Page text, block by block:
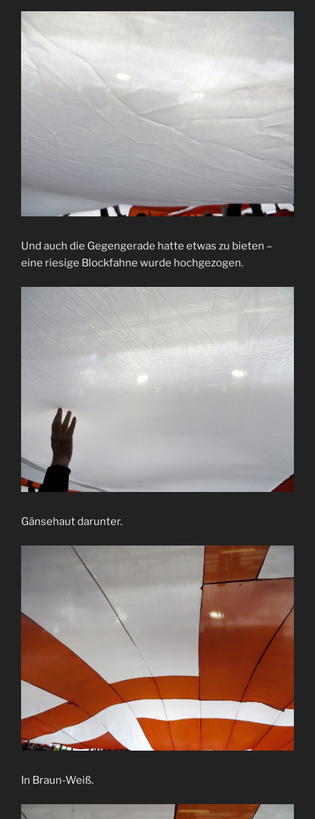
Und auch die Gegengerade hatte etwas zu bieten –
eine riesige Blockfahne wurde hochgezogen.
Gänsehaut darunter.
In Braun-Weiß.